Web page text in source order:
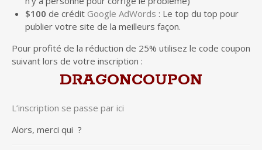
$100 de crédit Google AdWords : Le top du top pour
publier votre site de la meilleurs façon.
Pour profité de la réduction de 25% utilisez le code coupon
suivant lors de votre inscription :
DRAGONCOUPON
L’inscription se passe par ici
Alors, merci qui ?